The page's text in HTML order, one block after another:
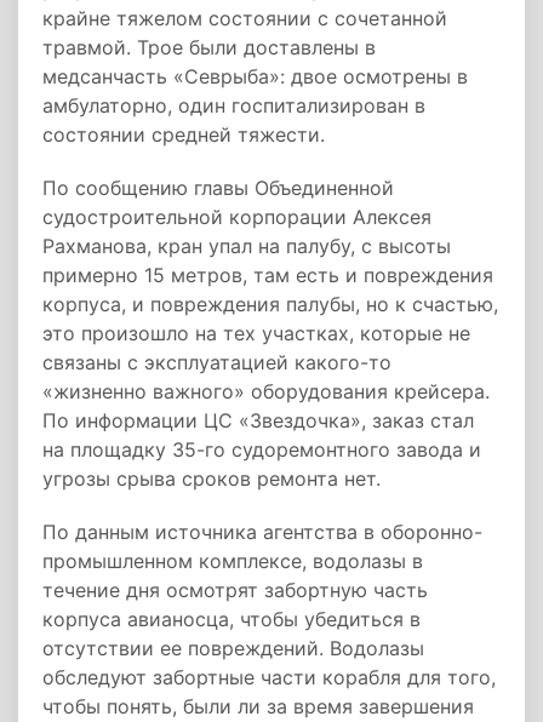
крайне тяжелом состоянии с сочетанной
травмой. Трое были доставлены в
медсанчасть «Севрыба»: двое осмотрены в
амбулаторно, один госпитализирован в
состоянии средней тяжести.
По сообщению главы Объединенной
судостроительной корпорации Алексея
Рахманова, кран упал на палубу, с высоты
примерно 15 метров, там есть и повреждения
корпуса, и повреждения палубы, но к счастью,
это произошло на тех участках, которые не
связаны с эксплуатацией какого-то
«жизненно важного» оборудования крейсера.
По информации ЦС «Звездочка», заказ стал
на площадку 35-го судоремонтного завода и
угрозы срыва сроков ремонта нет.
По данным источника агентства в оборонно-
промышленном комплексе, водолазы в
течение дня осмотрят забортную часть
корпуса авианосца, чтобы убедиться в
отсутствии ее повреждений. Водолазы
обследуют забортные части корабля для того,
чтобы понять, были ли за время завершения